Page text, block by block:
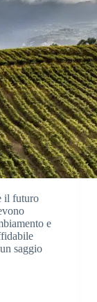
il futuro
e
saggio